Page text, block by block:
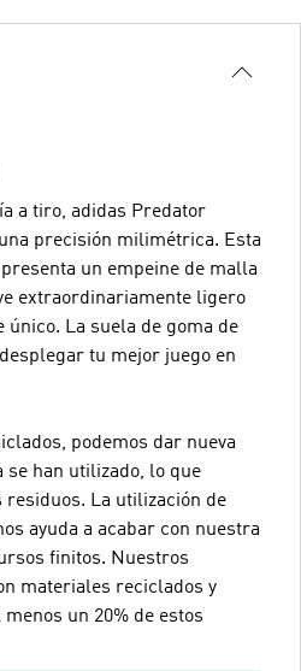
a tiro, adidas Predator
precisión milimétrica. Esta
un empeine de malla
extraordinariamente ligero
único. La suela de goma de
tu mejor juego en
podemos dar nueva
se han utilizado, lo que
La utilización de
ayuda a acabar con nuestra
finitos. Nuestros
materiales reciclados y
un 20% de estos